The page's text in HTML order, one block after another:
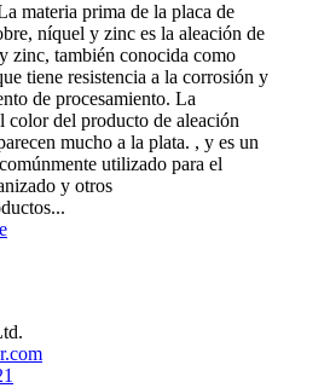
materia prima de la placa de
níquel y zinc es la aleación de
zinc, también conocida como
tiene resistencia a la corrosión y
de procesamiento. La
color del producto de aleación
mucho a la plata. , y es un
utilizado para el
y otros